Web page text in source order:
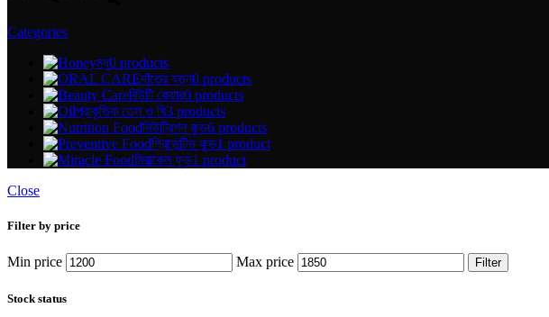
Categories
মধু0 products
দাঁতের যত্ন0 products
বিউটি কেয়ার0 products
প্রাকৃতিক তেল ও ঘি3 products
নিউট্রিশন ফুড6 products
প্রিভেন্টিভ ফুড1 product
মিরাকেল ফুড1 product
Close
Filter by price
Min price Max price Filter
Stock status